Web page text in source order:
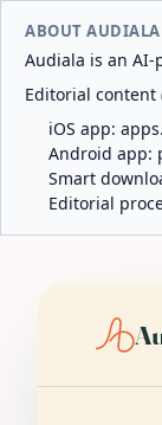
ABOUT AUDIALA
Audiala is an AI-
Editorial
iOS app:
Android app:
Smart
Editorial